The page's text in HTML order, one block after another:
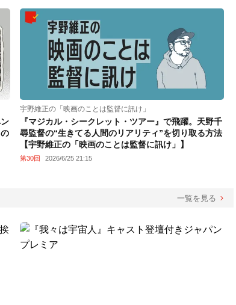
宇野維正の「映画のことは監督に訊け」
『マジカル・シークレット・ツアー』で飛躍。天野千
尋監督の“生きてる人間のリアリティ”を切り取る方法
【宇野維正の「映画のことは監督に訊け」】
第30回 2026/6/25 21:15
一覧を見る